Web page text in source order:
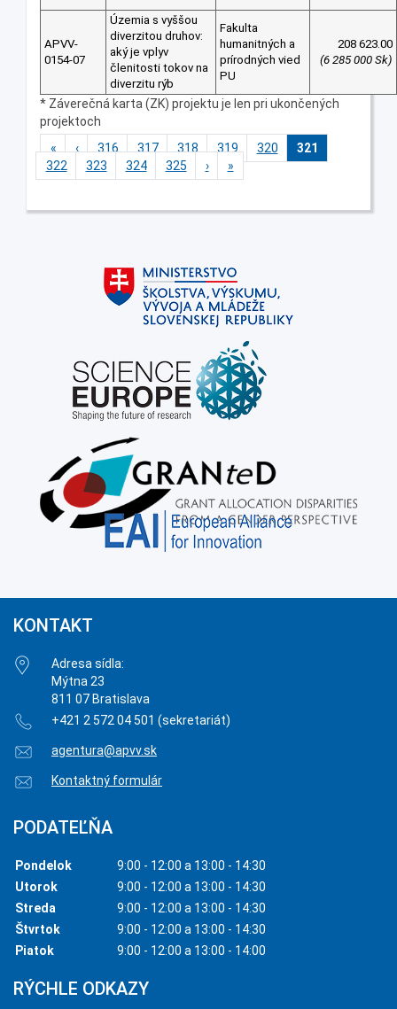
APVV-
0154-07
Územia s vyššou
diverzitou druhov:
aký je vplyv
členitosti tokov na
diverzitu rýb
Fakulta
humanitných a
prírodných vied
PU
208 623.00
(6 285 000 Sk)
* Záverečná karta (ZK) projektu je len pri ukončených
projektoch
«
‹ 316 317 318 319 320
321
322
323 324 325 › »
KONTAKT
Adresa sídla:
Mýtna 23
811 07 Bratislava
+421 2 572 04 501 (sekretariát)
agentura@apvv.sk
Kontaktný formulár
PODATEĽŇA
Pondelok
9:00 - 12:00 a 13:00 - 14:30
Utorok
9:00 - 12:00 a 13:00 - 14:30
Streda
9:00 - 12:00 a 13:00 - 14:30
Štvrtok
9:00 - 12:00 a 13:00 - 14:30
Piatok
9:00 - 12:00 a 13:00 - 14:00
RÝCHLE ODKAZY